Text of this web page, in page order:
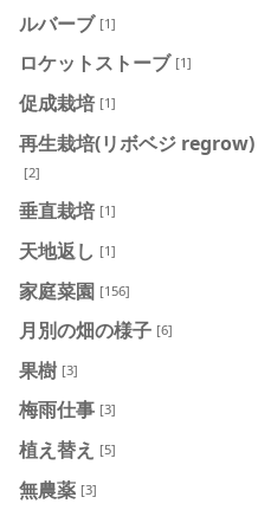
ルバーブ [1]
ロケットストーブ [1]
促成栽培 [1]
再生栽培(リボベジ regrow)
[2]
垂直栽培 [1]
天地返し [1]
家庭菜園 [156]
月別の畑の様子 [6]
果樹 [3]
梅雨仕事 [3]
植え替え [5]
無農薬 [3]